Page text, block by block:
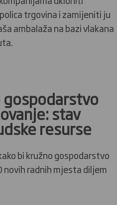
trgovina i zamijeniti ju
ambalaža na bazi vlakana
gospodarstvo
stav
resurse
bi kružno gospodarstvo
radnih mjesta diljem